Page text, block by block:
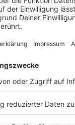
und/oder
Spaß muss
Nicole
der damals noch